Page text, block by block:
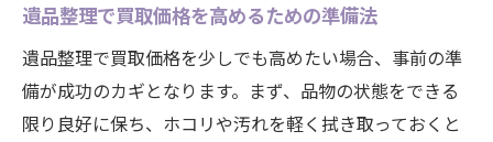
遺品整理で買取価格を高めるための準備法
遺品整理で買取価格を少しでも高めたい場合、事前の準
備が成功のカギとなります。まず、品物の状態をできる
限り良好に保ち、ホコリや汚れを軽く拭き取っておくと